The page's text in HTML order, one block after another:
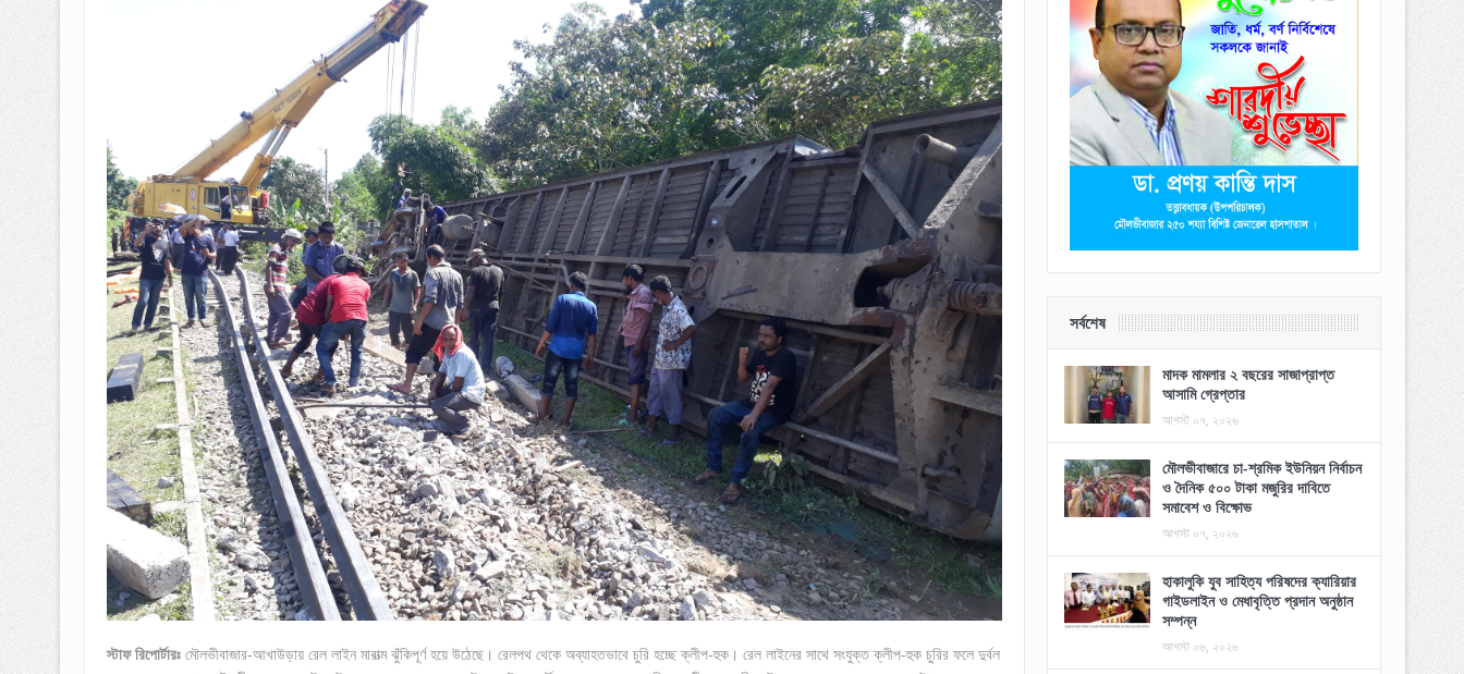
স্টাফ রিপোর্টারঃমৌলভীবাজার-আখাউড়ায় রেল লাইন মারাত্ম ঝুঁকিপূর্ণ হয়ে উঠেছে। রেলপথ থেকে অব্যাহতভাবে চুরি হচ্ছে ক্লীপ-হুক। রেল লাইনের সাথে সংযুক্ত ক্লীপ-হুক চুরির ফলে দুর্বল
সর্বশেষ
মাদক মামলার ২ বছরের সাজাপ্রাপ্ত
আসামি গ্রেপ্তার
আগস্ট ০৭, ২০২৬
মৌলভীবাজারে চা-শ্রমিক ইউনিয়ন নির্বাচন
ও দৈনিক ৫০০ টাকা মজুরির দাবিতে
সমাবেশ ও বিক্ষোভ
আগস্ট ০৭, ২০২৬
হাকালুকি যুব সাহিত্য পরিষদের ক্যারিয়ার
গাইডলাইন ও মেধাবৃত্তি প্রদান অনুষ্ঠান
সম্পন্ন
আগস্ট ০৬, ২০২৬